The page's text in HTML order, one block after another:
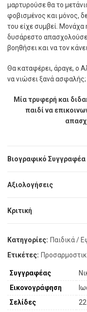
µαρτυρούσε θα το
φοβισµένος και µόνος,
του είχε συµβεί. Μονάχα
δυσάρεστο
βοηθήσει και να τον
Θα καταφέρει, άραγε, ο
να νιώσει ξανά ασφαλής;
Μία τρυφερή και
παιδί να
Βιογραφικό Συγγραφέα
Αξιολογήσεις
Κριτική
Κατηγορίες: Παιδικά /
Ετικέτες:
Συγγραφέας
Εικονογράφηση
Σελίδες
22